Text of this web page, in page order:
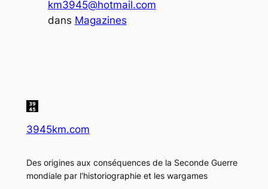
km3945@hotmail.com
dans Magazines
3945km.com
Des origines aux conséquences de la Seconde Guerre
mondiale par l'historiographie et les wargames